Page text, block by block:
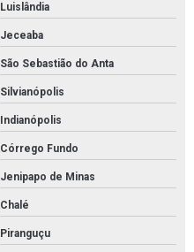
Luislândia
Jeceaba
São Sebastião do Anta
Silvianópolis
Indianópolis
Córrego Fundo
Jenipapo de Minas
Chalé
Piranguçu